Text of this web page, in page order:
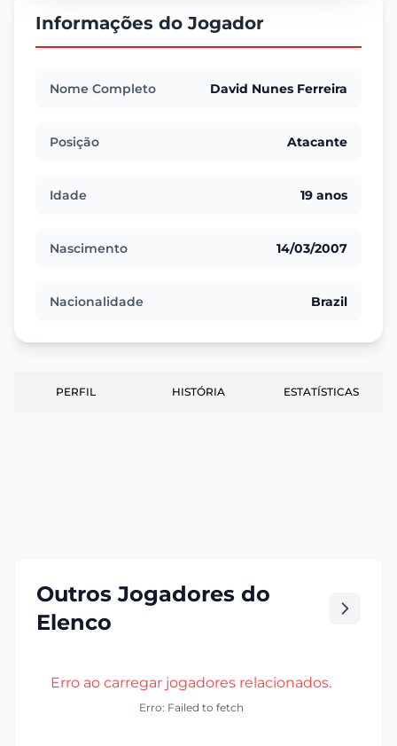
Informações do Jogador
Nome Completo David Nunes Ferreira
Posição Atacante
Idade 19 anos
Nascimento 14/03/2007
Nacionalidade Brazil
PERFIL HISTÓRIA ESTATÍSTICAS
Outros Jogadores do
Elenco
Erro ao carregar jogadores relacionados.
Erro: Failed to fetch